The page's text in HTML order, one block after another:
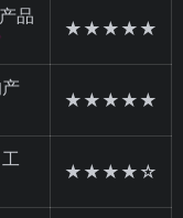
品
★★★★★
★★★★★
★★★★☆